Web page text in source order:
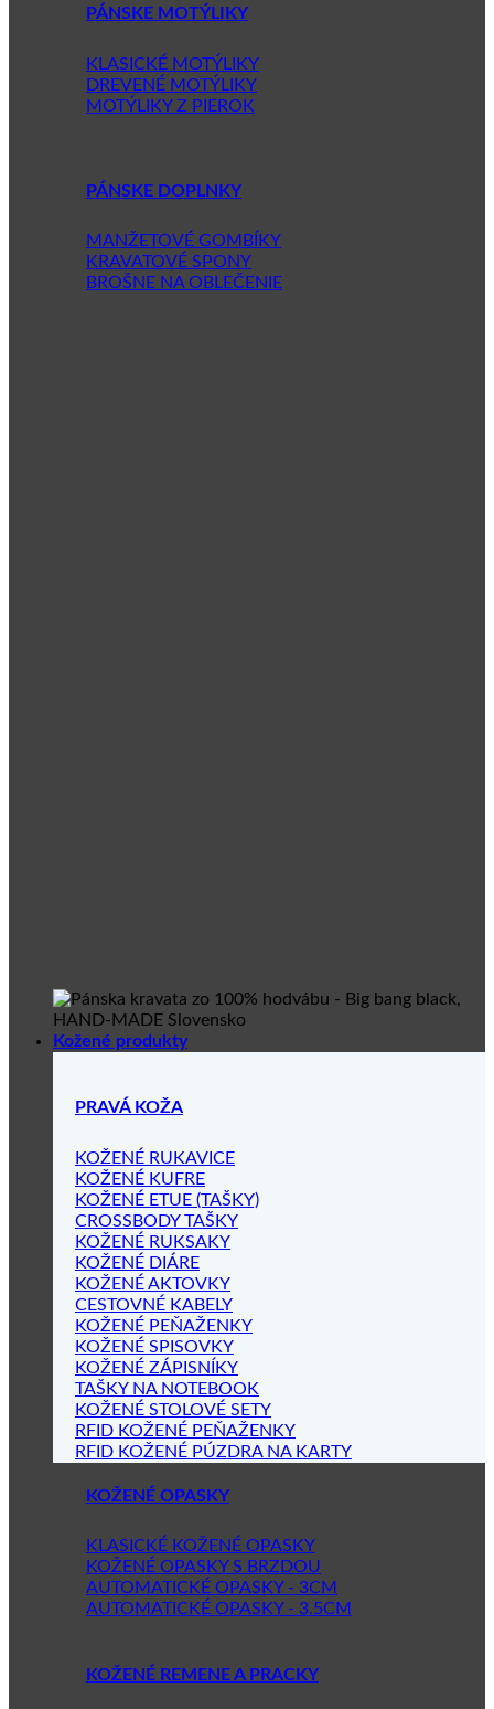
PÁNSKE MOTÝLIKY
KLASICKÉ MOTÝLIKY
DREVENÉ MOTÝLIKY
MOTÝLIKY Z PIEROK
PÁNSKE DOPLNKY
MANŽETOVÉ GOMBÍKY
KRAVATOVÉ SPONY
BROŠNE NA OBLEČENIE
Kožené produkty
PRAVÁ KOŽA
KOŽENÉ RUKAVICE
KOŽENÉ KUFRE
KOŽENÉ ETUE (TAŠKY)
CROSSBODY TAŠKY
KOŽENÉ RUKSAKY
KOŽENÉ DIÁRE
KOŽENÉ AKTOVKY
CESTOVNÉ KABELY
KOŽENÉ PEŇAŽENKY
KOŽENÉ SPISOVKY
KOŽENÉ ZÁPISNÍKY
TAŠKY NA NOTEBOOK
KOŽENÉ STOLOVÉ SETY
RFID KOŽENÉ PEŇAŽENKY
RFID KOŽENÉ PÚZDRA NA KARTY
KOŽENÉ OPASKY
KLASICKÉ KOŽENÉ OPASKY
KOŽENÉ OPASKY S BRZDOU
AUTOMATICKÉ OPASKY - 3CM
AUTOMATICKÉ OPASKY - 3.5CM
KOŽENÉ REMENE A PRACKY